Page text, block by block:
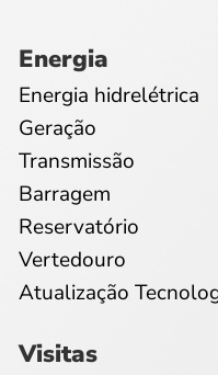
Energia
Energia hidrelétrica
Geração
Transmissão
Barragem
Reservatório
Vertedouro
Atualização
Visitas